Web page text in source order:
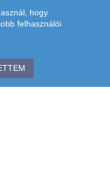
hogy
felhasználói